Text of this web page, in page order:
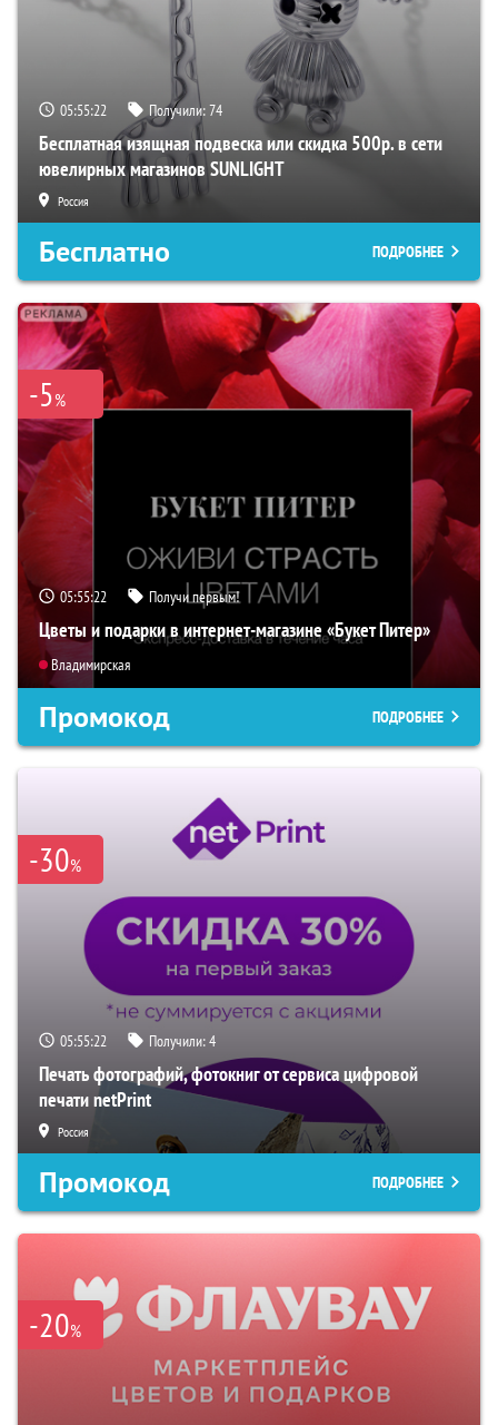
05:55:21 Получили:74
Бесплатная изящная подвеска или скидка 500р. в сети
ювелирных магазинов SUNLIGHT
Россия
Бесплатно ПОДРОБНЕЕ
-5%
05:55:21 Получи первым!
Цветы и подарки в интернет-магазине «Букет Питер»
Владимирская
Промокод ПОДРОБНЕЕ
-30%
05:55:21 Получили:4
Печать фотографий, фотокниг от сервиса цифровой
печати netPrint
Россия
Промокод ПОДРОБНЕЕ
-20%